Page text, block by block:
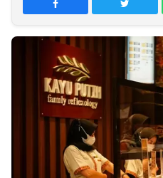
TREETAN
INDONESIA
Partner
Insight
Idealita
Dinamikapost.com
Seedbacklink